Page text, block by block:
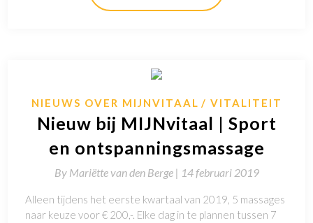
NIEUWS OVER MIJNVITAAL VITALITEIT
Nieuw bij MIJNvitaal | Sport
en ontspanningsmassage
By Mariëtte van den Berge | 14 februari 2019
Alleen tijdens het eerste kwartaal van 2019, 5 massages
naar keuze voor € 200,-. Elke dag in te plannen tussen 7